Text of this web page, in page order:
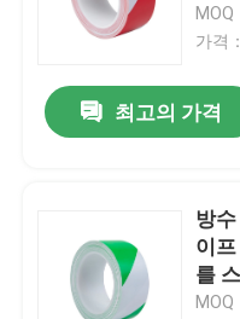
가격
최고의 가격
방
이
를